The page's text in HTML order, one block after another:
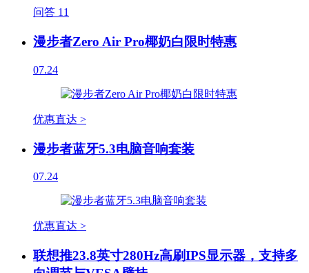
问答 11
漫步者Zero Air Pro椰奶白限时特惠
07.24
优惠直达 >
漫步者蓝牙5.3电脑音响套装
07.24
优惠直达 >
联想推23.8英寸280Hz高刷IPS显示器，支持多